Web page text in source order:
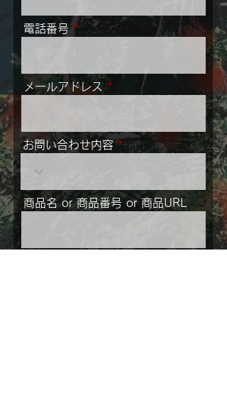
電話番号
メールアドレス
お問い合わせ内容
商品名 or 商品番号 or 商品URL